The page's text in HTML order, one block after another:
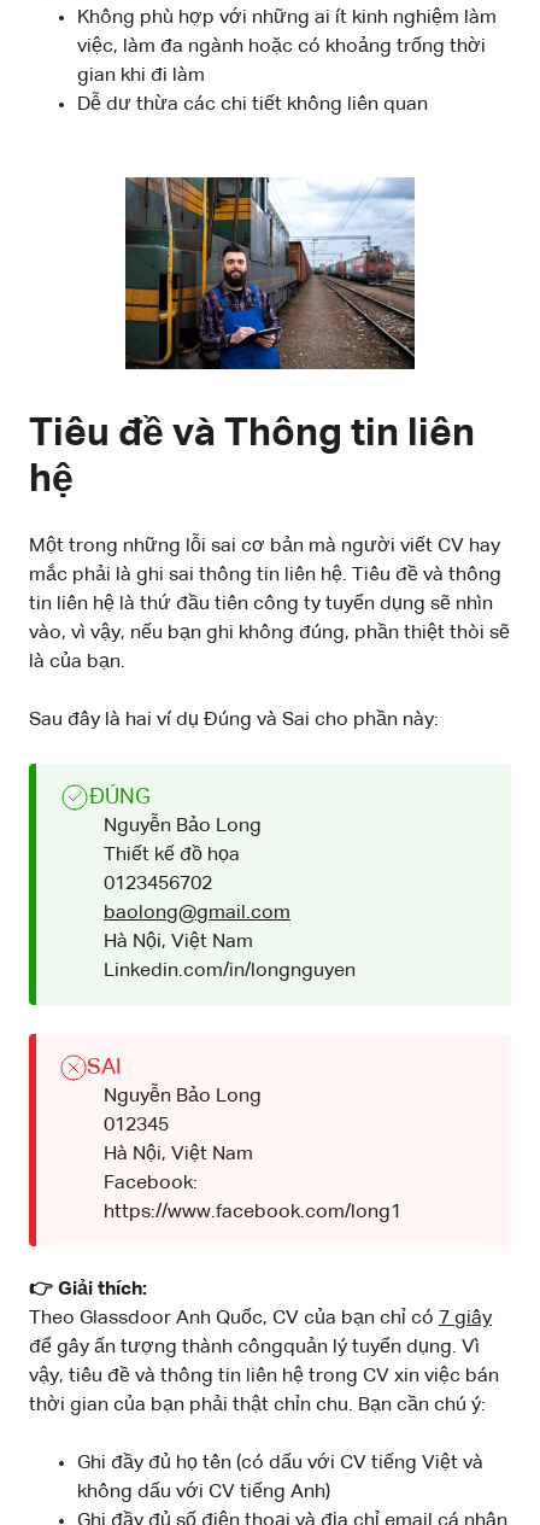
Không phù hợp với những ai ít kinh nghiệm làm
việc, làm đa ngành hoặc có khoảng trống thời
gian khi đi làm
Dễ dư thừa các chi tiết không liên quan
Tiêu đề và Thông tin liên
hệ
Một trong những lỗi sai cơ bản mà người viết CV hay
mắc phải là ghi sai thông tin liên hệ. Tiêu đề và thông
tin liên hệ là thứ đầu tiên công ty tuyển dụng sẽ nhìn
vào, vì vậy, nếu bạn ghi không đúng, phần thiệt thòi sẽ
là của bạn.
Sau đây là hai ví dụ Đúng và Sai cho phần này:
ĐÚNG
Nguyễn Bảo Long
Thiết kế đồ họa
0123456702
baolong@gmail.com
Hà Nội, Việt Nam
Linkedin.com/in/longnguyen
SAI
Nguyễn Bảo Long
012345
Hà Nội, Việt Nam
Facebook:
https://www.facebook.com/long1
👉 Giải thích:
Theo Glassdoor Anh Quốc, CV của bạn chỉ có 7 giây
để gây ấn tượng thành côngquản lý tuyển dụng. Vì
vậy, tiêu đề và thông tin liên hệ trong CV xin việc bán
thời gian của bạn phải thật chỉn chu. Bạn cần chú ý:
Ghi đầy đủ họ tên (có dấu với CV tiếng Việt và
không dấu với CV tiếng Anh)
Ghi đầy đủ số điện thoại và địa chỉ email cá nhân